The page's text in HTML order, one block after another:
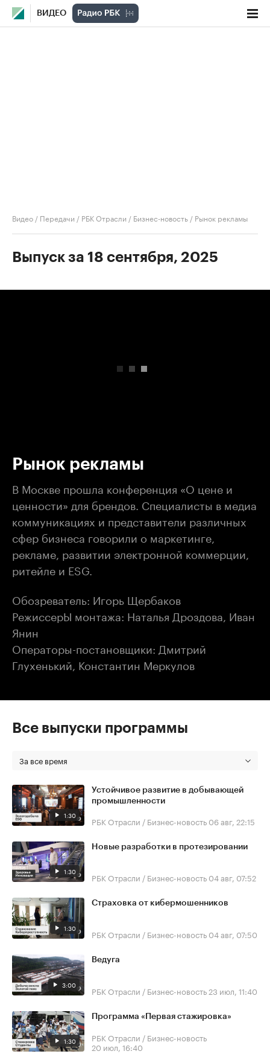
ВИДЕО
Видео / Передачи / РБК Отрасли / Бизнес-новость / Рынок рекламы
Выпуск за 18 сентября, 2025
Рынок рекламы
В Москве прошла конференция «О цене и
ценности» для брендов. Специалисты в медиа
коммуникациях и представители различных
сфер бизнеса говорили о маркетинге,
рекламе, развитии электронной коммерции,
ритейле и ESG.
Обозреватель: Игорь Щербаков
РежиссерЫ монтажа: Наталья Дроздова, Иван
Янин
Операторы-постановщики: Дмитрий
Глухенький, Константин Меркулов
Все выпуски программы
За все время
1:30
Устойчивое развитие в добывающей
промышленности
РБК Отрасли / Бизнес-новость 06 авг, 22:15
1:30
Новые разработки в протезировании
РБК Отрасли / Бизнес-новость 04 авг, 07:52
1:30
Страховка от кибермошенников
РБК Отрасли / Бизнес-новость 04 авг, 07:50
3:00
Ведуга
РБК Отрасли / Бизнес-новость 23 июл, 11:40
1:30
Программа «Первая стажировка»
РБК Отрасли / Бизнес-новость
20 июл, 16:40